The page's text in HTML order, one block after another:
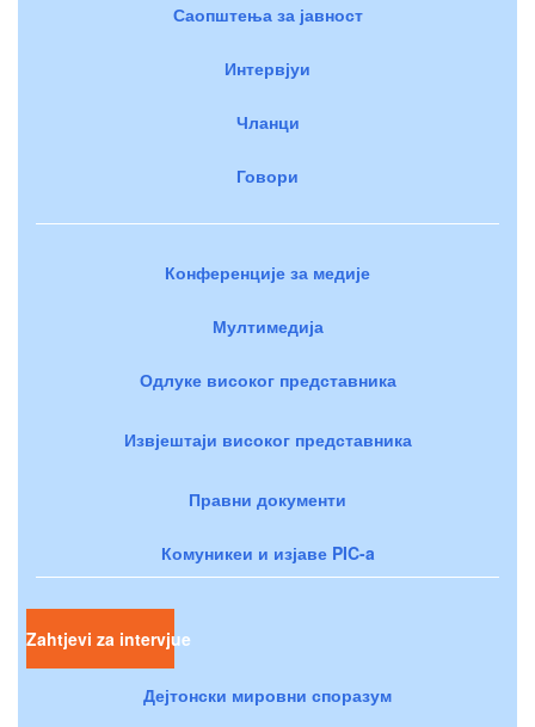
Саопштења за јавност
Интервјуи
Чланци
Говори
Конференције за медије
Мултимедија
Одлуке високог представника
Извјештаји високог представника
Правни документи
Комуникеи и изјаве PIC-a
Zahtjevi za intervjue
Дејтонски мировни споразум